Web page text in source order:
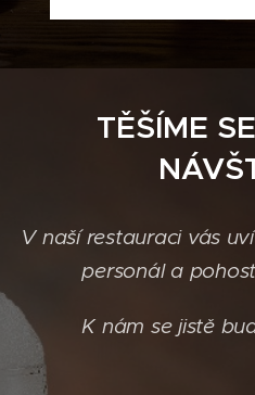
TĚŠÍME
V naší restauraci vás
personál a
K nám se jistě